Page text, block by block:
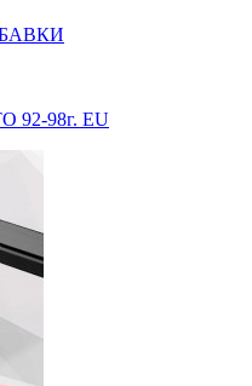
92-98г. EU